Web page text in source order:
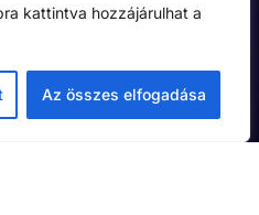
kattintva hozzájárulhat a
Az összes elfogadása ×